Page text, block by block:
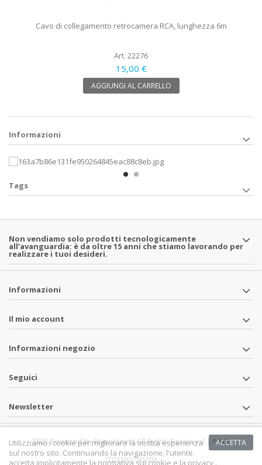
Cavo di collegamento retrocamera RCA, lunghezza 6m
Art. 22276
15,00 €
AGGIUNGI AL CARRELLO
Informazioni
Tags
Non vendiamo solo prodotti tecnologicamente
all’avanguardia: è da oltre 15 anni che stiamo lavorando per
realizzare i tuoi desideri.
Informazioni
Il mio account
Informazioni negozio
Seguici
Newsletter
2025 Powered by Navistore.it All Rights Reserved | P.IVA
IT02182700209
ACCETTA
Utilizziamo i cookie per migliorare la vostra esperienza
sul nostro sito. Continuando la navigazione, l'utente
accetta implicitamente la normativa sui cookie e la privacy .